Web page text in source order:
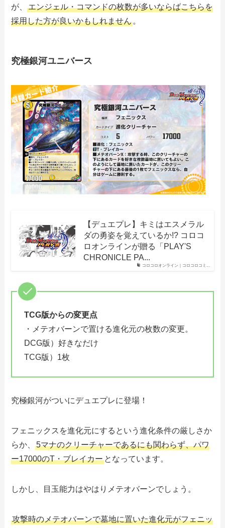
が、エンジェル・コマンドの枚数が多いならばこちらを
採用した方が良いかもしれません 。
究極銀河ユニバース
コロコロオンライン｜コロコロコミ...
【デュエプレ】キミはエスメラル
ダの勇姿を覚えているか!? コロコ
ロオンラインが贈る「PLAY'S
CHRONICLE PA...
TCG版からの変更点
・メテオバーンで置ける進化元の枚数の変更。
DCG版）好きなだけ
TCG版）1枚
究極銀河がついにデュエプレに登場！
フェニックスを進化元にするという進化条件の厳しさか
らか、5マナのクリーチャーであるにも関わらず、パワ
ー17000のT・ブレイカー となっています。
しかし、目玉能力はやはりメテオバーンでしょう。
攻撃時のメテオバーンで墓地に置いた進化元がフェニッ